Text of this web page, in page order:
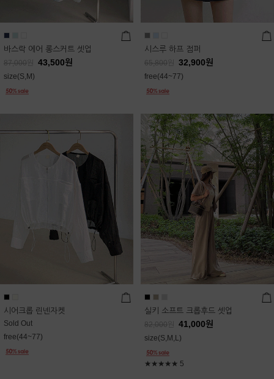
바스락 에어 롱스커트 셋업
87,000 43,500원
size(S,M)
시스루 하프 점퍼
65,800 32,900원
free(44~77)
시어크롭 린넨자켓
Sold Out
free(44~77)
실키 소프트 크롭후드 셋업
82,000 41,000원
size(S,M,L)
★★★★★ 5